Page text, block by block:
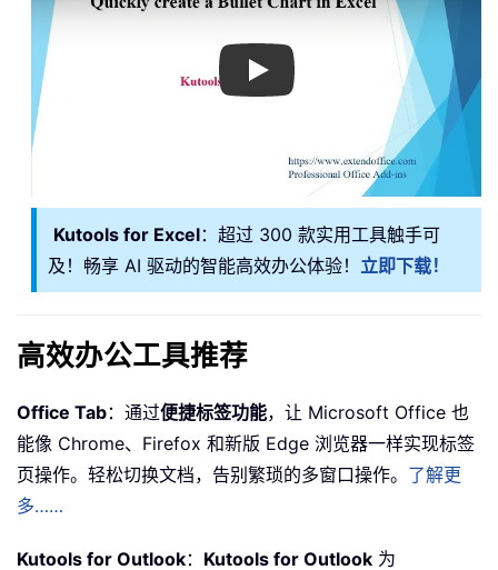
Play
Kutools for Excel：超过 300 款实用工具触手可
及！畅享 AI 驱动的智能高效办公体验！ 立即下载！
高效办公工具推荐
Office Tab：通过便捷标签功能，让 Microsoft Office 也
能像 Chrome、Firefox 和新版 Edge 浏览器一样实现标签
页操作。轻松切换文档，告别繁琐的多窗口操作。 了解更
多……
Kutools for Outlook： Kutools for Outlook 为